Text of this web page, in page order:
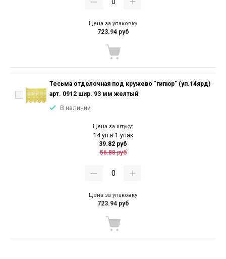
Цена за упаковку
723.94 руб
Тесьма отделочная под кружево "гипюр" (уп.14ярд)
арт. 0912 шир. 93 мм желтый
В наличии
Цена за штуку:
14 уп в 1 упак
39.82 руб
56.88 руб
Цена за упаковку
723.94 руб